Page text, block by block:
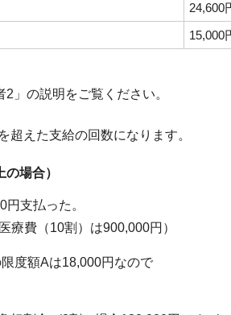
24,600
15,000
」の説明をご覧ください。
超えた支給の回数になります。
場合）
支払った。
療費（10割）は900,000円）
度額Aは18,000円なので